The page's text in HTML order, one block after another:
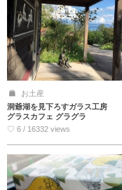
お土産
洞爺湖を見下ろすガラス工房
グラスカフェ グラグラ
♡ 6 / 16332 views